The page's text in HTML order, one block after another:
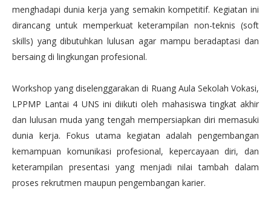
menghadapi dunia kerja yang semakin kompetitif. Kegiatan ini
dirancang untuk memperkuat keterampilan non-teknis (soft
skills) yang dibutuhkan lulusan agar mampu beradaptasi dan
bersaing di lingkungan profesional.
Workshop yang diselenggarakan di Ruang Aula Sekolah Vokasi,
LPPMP Lantai 4 UNS ini diikuti oleh mahasiswa tingkat akhir
dan lulusan muda yang tengah mempersiapkan diri memasuki
dunia kerja. Fokus utama kegiatan adalah pengembangan
kemampuan komunikasi profesional, kepercayaan diri, dan
keterampilan presentasi yang menjadi nilai tambah dalam
proses rekrutmen maupun pengembangan karier.